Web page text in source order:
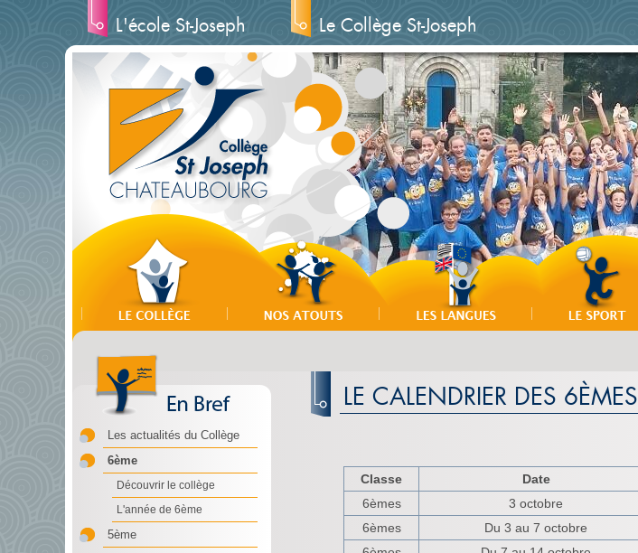
L'école St-Joseph Le Collège St-Joseph
Les actualités du Collège
6ème
Découvrir le collège
L'année de 6ème
5ème
LE CALENDRIER DES 6ÈMES
Classe Date
6èmes
3 octobre
6èmes
Du 3 au 7 octobre